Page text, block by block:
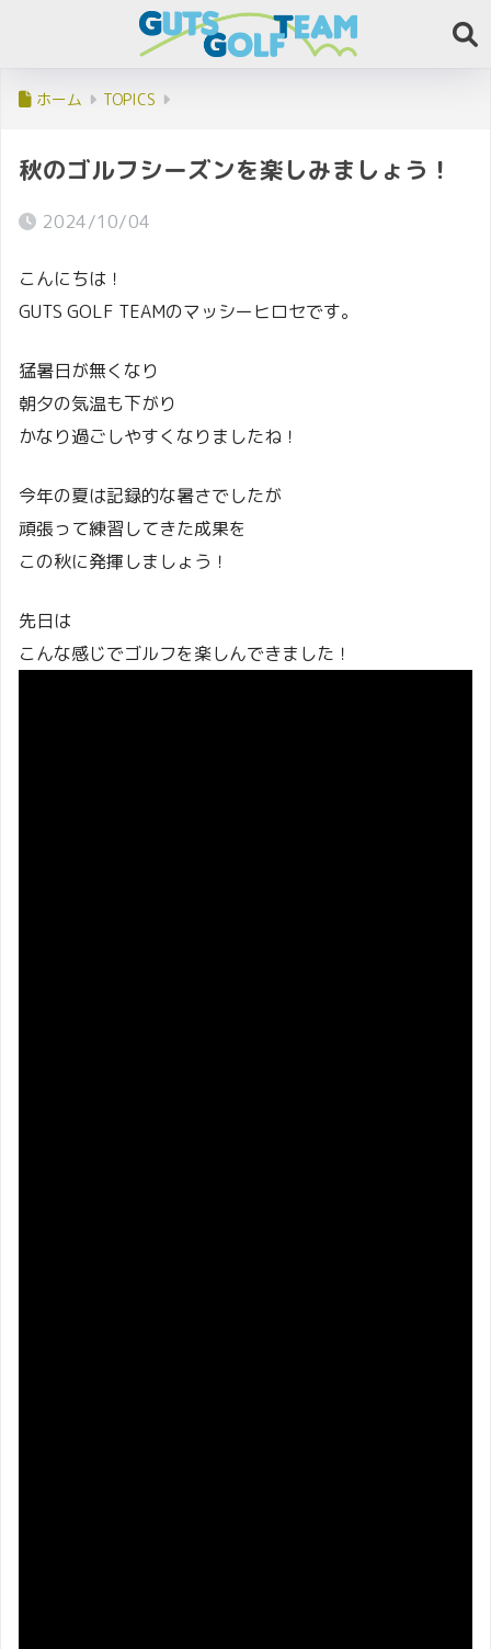
ホーム TOPICS
秋のゴルフシーズンを楽しみましょう！
2024/10/04
こんにちは！
GUTS GOLF TEAMのマッシーヒロセです。
猛暑日が無くなり
朝夕の気温も下がり
かなり過ごしやすくなりましたね！
今年の夏は記録的な暑さでしたが
頑張って練習してきた成果を
この秋に発揮しましょう！
先日は
こんな感じでゴルフを楽しんできました！